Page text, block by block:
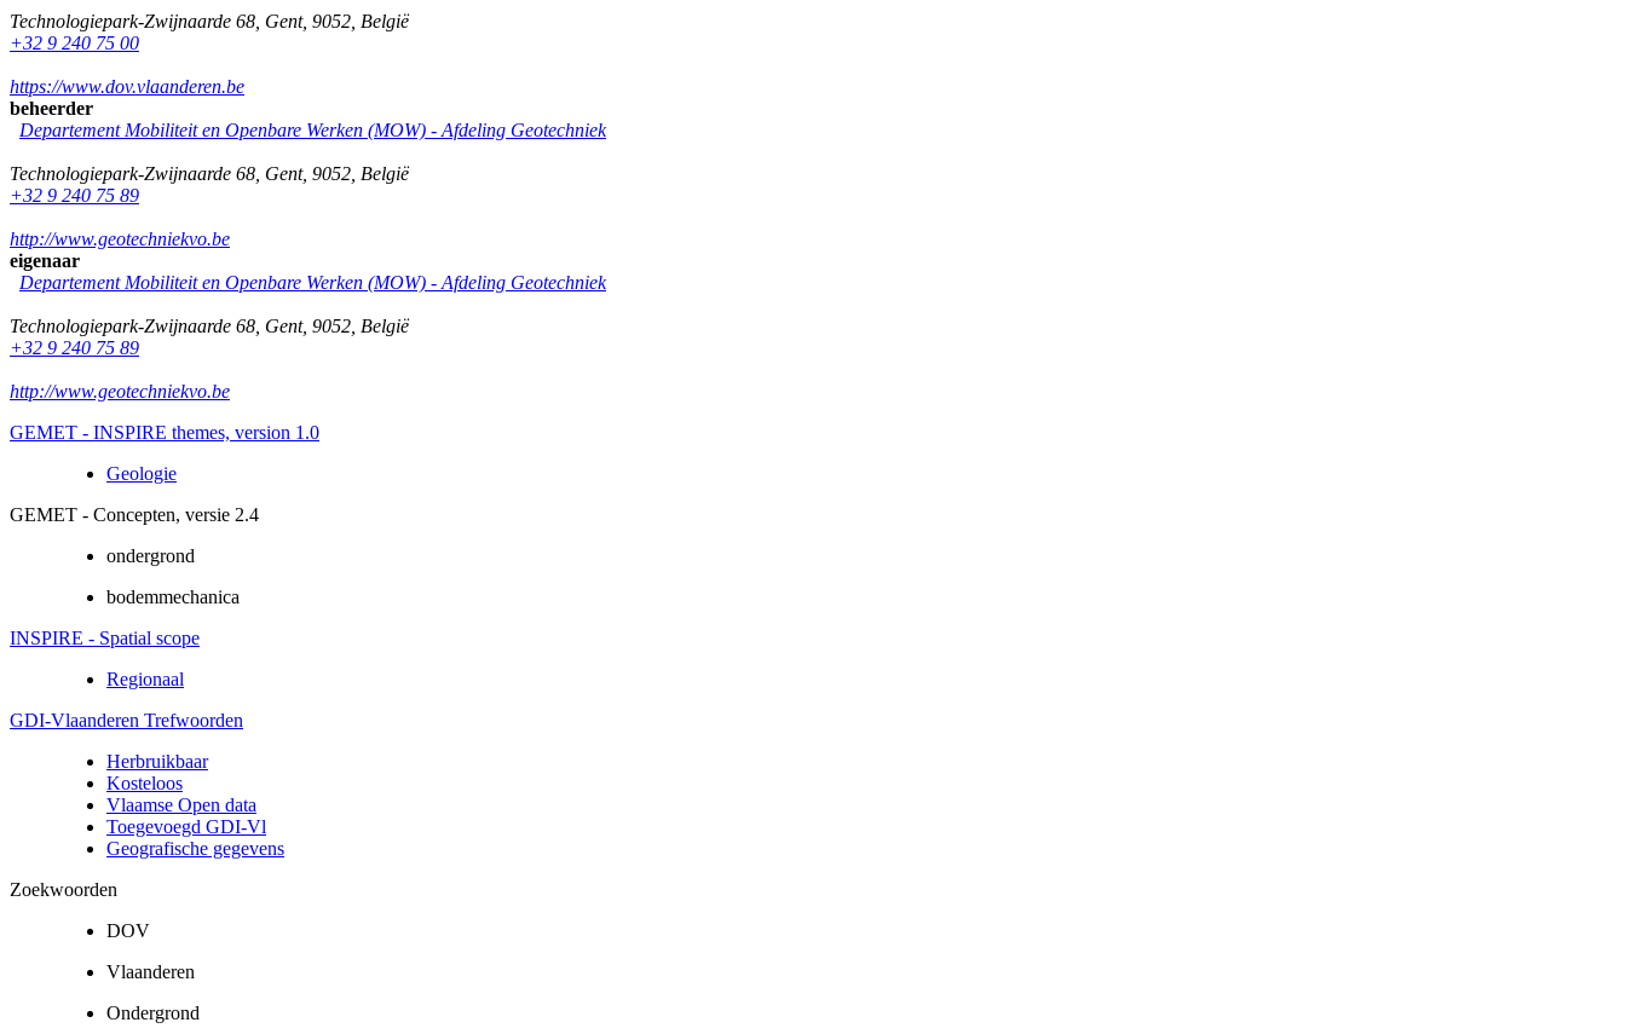
Technologiepark-Zwijnaarde 68 Gent, 9052 België
+32 9 240 75 00
https://www.dov.vlaanderen.be
beheerder
Departement Mobiliteit en Openbare Werken (MOW) - Afdeling Geotechniek
Technologiepark-Zwijnaarde 68 Gent, 9052 België
+32 9 240 75 89
http://www.geotechniekvo.be
eigenaar
Departement Mobiliteit en Openbare Werken (MOW) - Afdeling Geotechniek
Technologiepark-Zwijnaarde 68 Gent, 9052 België
+32 9 240 75 89
http://www.geotechniekvo.be
GEMET - INSPIRE themes, version 1.0
Geologie
GEMET - Concepten, versie 2.4
ondergrond
bodemmechanica
INSPIRE - Spatial scope
Regionaal
GDI-Vlaanderen Trefwoorden
Herbruikbaar
Kosteloos
Vlaamse Open data
Toegevoegd GDI-Vl
Geografische gegevens
Zoekwoorden
DOV
Vlaanderen
Ondergrond